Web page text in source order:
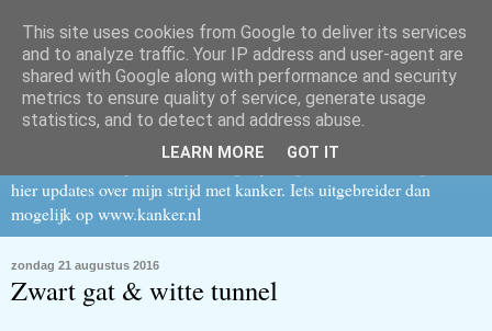
Family Matters & more
Family Matters & More.Begonnen als vingeroefening voor wat
bloggen kan zijn maar bleef toen jaren niet gebruikt. Totdat op 19
oktober 2012 mijn leven danig op zijn kop ging. Sindsdien plaats ik
hier updates over mijn strijd met kanker. Iets uitgebreider dan
mogelijk op www.kanker.nl
zondag 21 augustus 2016
Zwart gat & witte tunnel
This site uses cookies from Google to deliver its services
and to analyze traffic. Your IP address and user-agent are
shared with Google along with performance and security
metrics to ensure quality of service, generate usage
statistics, and to detect and address abuse.
LEARN MORE GOT IT